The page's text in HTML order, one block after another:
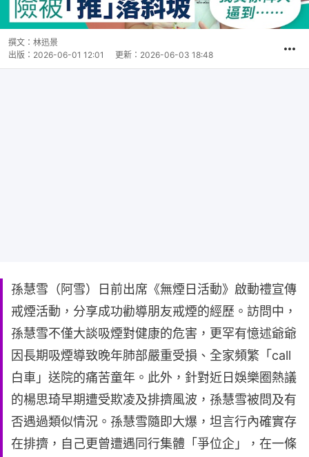
撰文： 林迅景
出版： 2026-06-01 12:01 更新： 2026-06-03 18:48
孫慧雪（阿雪）日前出席《無煙日活動》啟動禮宣傳
戒煙活動，分享成功勸導朋友戒煙的經歷。訪問中，
孫慧雪不僅大談吸煙對健康的危害，更罕有憶述爺爺
因長期吸煙導致晚年肺部嚴重受損、全家頻繁「call
白車」送院的痛苦童年。此外，針對近日娛樂圈熱議
的楊思琦早期遭受欺凌及排擠風波，孫慧雪被問及有
否遇過類似情況。孫慧雪隨即大爆，坦言行內確實存
在排擠，自己更曾遭遇同行集體「爭位企」，在一條